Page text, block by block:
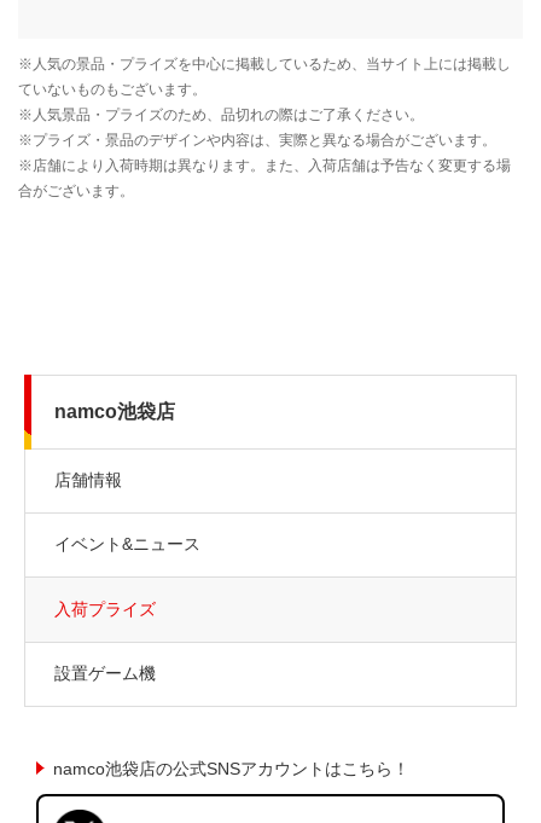
namco池袋店
店舗情報
イベント&ニュース
入荷プライズ
設置ゲーム機
namco池袋店の公式SNSアカウントはこちら！